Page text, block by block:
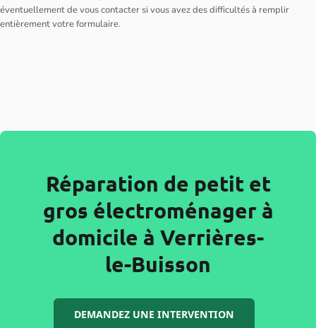
éventuellement de vous contacter si vous avez des difficultés à remplir
entièrement votre formulaire.
Réparation de petit et
gros électroménager à
domicile à Verrières-
le-Buisson
DEMANDEZ UNE INTERVENTION